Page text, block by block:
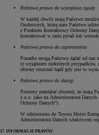
Państwa prawo do wycofania zgody
W każdej chwili mają Państwo
Osobowych, którą nam Państwo
z Punktem Kontaktowy Ochrony
kontaktować w razie pytań lub
Państwa prawo do zapomnienia
Ponadto mogą Państwo żądać od nas
(z wyjątkiem niektórych przypadków,
obrony roszczeń bądź gdy jest to
Państwa prawo do skargi
Prosimy pamiętać również, że mają
z o.o. jako na Administratora Danych
Ochrony Danych”).
W odniesieniu do Toyota Motor
Administratora Danych właściwym
17. INFORMACJE PRAWNE